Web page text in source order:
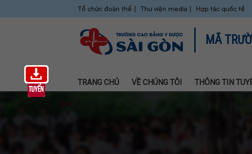
Tổ chức đoàn thể Thư viện media Hợp tác quốc tế
MÃ
TRANG CHỦ VỀ CHÚNG TÔI THÔNG TIN